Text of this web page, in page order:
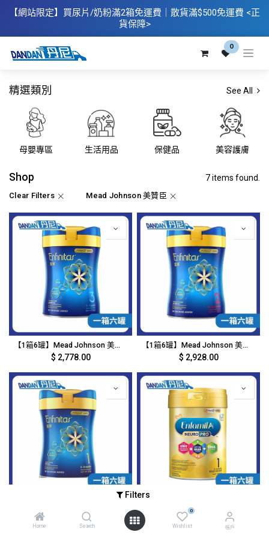
Filters
Home Search
0
Wishlist 帳戶
【網站限定】 買尿片/奶粉滿2箱免運費｜散​貨滿$500免運費 <正
貨保障>
0
精選類別 See All
母嬰專區 生活用品 保健品 美容護膚
Shop 7 items found.
Clear Filters Mead Johnson 美贊臣
【1箱6罐】Mead Johnson 美贊臣 - Enfinitas藍臻奶粉3號｜5836
$ 2,778.00
【1箱6罐】Mead Johnson 美贊臣 - Enfinitas藍臻奶粉2號｜2948
$ 2,928.00
3,069.00 $1,800.00